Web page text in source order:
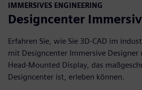
IMMERSIVES ENGINEERING
Designcenter
Erfahren Sie, wie Sie 3D-CAD im
mit Designcenter Immersive Designer
Head-Mounted Display, das
Designcenter ist, erleben können.